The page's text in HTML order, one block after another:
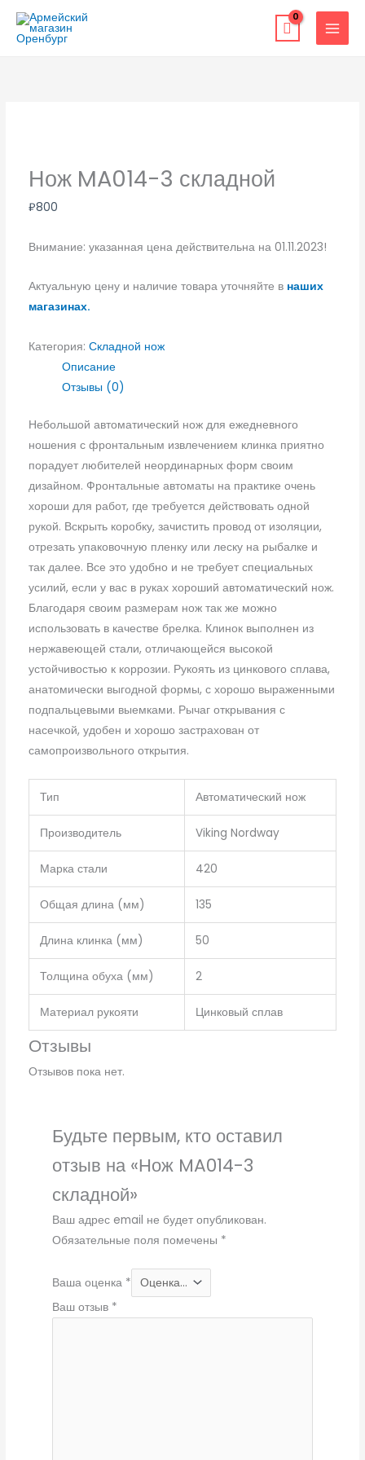
Перейти
содержимому
Нож MA014-3 складной
₽800
Внимание: указанная цена действительна на 01.11.2023!
Актуальную цену и наличие товара уточняйте в наших
магазинах.
Категория: Складной нож
Описание
Отзывы (0)
Небольшой автоматический нож для ежедневного
ношения с фронтальным извлечением клинка приятно
порадует любителей неординарных форм своим
дизайном. Фронтальные автоматы на практике очень
хороши для работ, где требуется действовать одной
рукой. Вскрыть коробку, зачистить провод от изоляции,
отрезать упаковочную пленку или леску на рыбалке и
так далее. Все это удобно и не требует специальных
усилий, если у вас в руках хороший автоматический нож.
Благодаря своим размерам нож так же можно
использовать в качестве брелка. Клинок выполнен из
нержавеющей стали, отличающейся высокой
устойчивостью к коррозии. Рукоять из цинкового сплава,
анатомически выгодной формы, с хорошо выраженными
подпальцевыми выемками. Рычаг открывания с
насечкой, удобен и хорошо застрахован от
самопроизвольного открытия.
Тип Автоматический нож
Производитель Viking Nordway
Марка стали 420
Общая длина (мм) 135
Длина клинка (мм) 50
Толщина обуха (мм) 2
Материал рукояти Цинковый сплав
Отзывы
Отзывов пока нет.
Будьте первым, кто оставил
отзыв на «Нож MA014-3
складной»
Ваш адрес email не будет опубликован.
Обязательные поля помечены *
Ваша оценка *
Ваш отзыв *